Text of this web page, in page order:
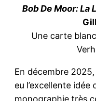
Bob De Moor: La
Une carte
En décembre
eu l’excellente idée